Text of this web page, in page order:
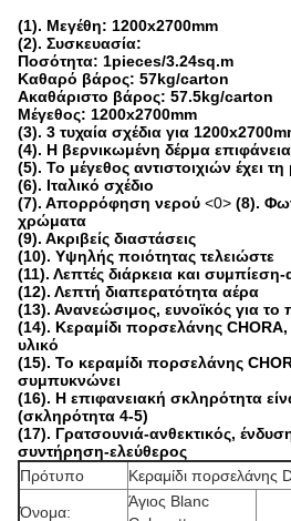
(1). Μεγέθη: 1200x2700mm
(2). Συσκευασία:
Ποσότητα: 1pieces/3.24sq.m
Καθαρό βάρος: 57kg/carton
Ακαθάριστο βάρος: 57.5kg/carton
Μέγεθος: 1200x2700mm
(3). 3 τυχαία σχέδια για
(4). Η βερνικωμένη δέρμα
(5). Το μέγεθος αντιστοιχιών έχει
(6). Ιταλικό σχέδιο
(7). Απορρόφηση νερού <0> (8).
χρώματα
(9). Ακριβείς διαστάσεις
(10). Υψηλής ποιότητας τελειώστε
(11). Λεπτές διάρκεια και συμπίεση-
(12). Λεπτή διαπερατότητα αέρα
(13). Ανανεώσιμος, ευνοϊκός για το
(14). Κεραμίδι πορσελάνης
υλικό
(15). Το κεραμίδι πορσελάνης
συμπυκνώνει
(16). Η επιφανειακή σκληρότητα
(σκληρότητα 4-5)
(17). Γρατσουνιά-ανθεκτικός,
συντήρηση-ελεύθερος
Πρότυπο
Κεραμίδι πορσελάνης
Όνομα:
Άγιος Blanc